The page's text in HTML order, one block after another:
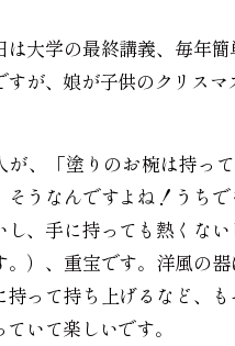
は大学の最終講義、毎年
すが、娘が子供のクリスマ
が、「塗りのお椀は持っ
そうなんですよね！うち
し、手に持っても熱くな
。）、重宝です。洋風の
持って持ち上げるなど、
ていて楽しいです。